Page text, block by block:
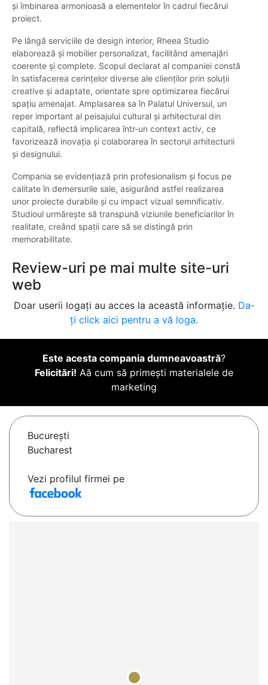
și îmbinarea armonioasă a elementelor în cadrul fiecărui
proiect.
Pe lângă serviciile de design interior, Rheea Studio
elaborează și mobilier personalizat, facilitând amenajări
coerente și complete. Scopul declarat al companiei constă
în satisfacerea cerințelor diverse ale clienților prin soluții
creative și adaptate, orientate spre optimizarea fiecărui
spațiu amenajat. Amplasarea sa în Palatul Universul, un
reper important al peisajului cultural și arhitectural din
capitală, reflectă implicarea într-un context activ, ce
favorizează inovația și colaborarea în sectorul arhitecturii
și designului.
Compania se evidențiază prin profesionalism și focus pe
calitate în demersurile sale, asigurând astfel realizarea
unor proiecte durabile și cu impact vizual semnificativ.
Studioul urmărește să transpună viziunile beneficiarilor în
realitate, creând spații care să se distingă prin
memorabilitate.
Review-uri pe mai multe site-uri
web
Doar userii logați au acces la această informație. Da-
ți click aici pentru a vă loga.
Este acesta compania dumneavoastră?
Felicitări! Aă cum să primești materialele de
marketing
Bucureşti
Bucharest
Vezi profilul firmei pe